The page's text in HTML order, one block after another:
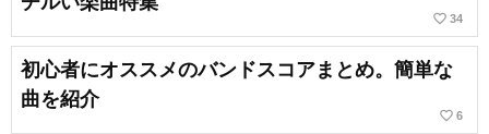
favorite_border 34
初心者にオススメのバンドスコアまとめ。簡単な
曲を紹介
favorite_border 6